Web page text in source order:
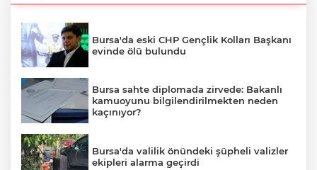
Bursa'da eski CHP Gençlik Kolları Başkanı
evinde ölü bulundu
Bursa sahte diplomada zirvede: Bakanlı
kamuoyunu bilgilendirilmekten neden
kaçınıyor?
Bursa'da valilik önündeki şüpheli valizler
ekipleri alarma geçirdi